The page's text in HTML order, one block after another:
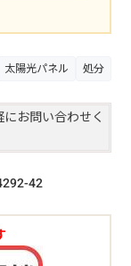
太陽光パネル 処分
お問い合わせく
42